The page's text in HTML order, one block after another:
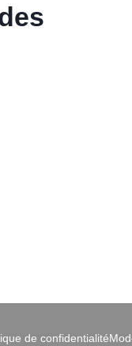
de confidentialité